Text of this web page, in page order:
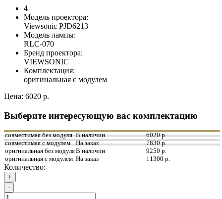
4
Модель проектора:
Viewsonic PJD6213
Модель лампы:
RLC-070
Бренд проектора:
VIEWSONIC
Комплектация:
оригинальная с модулем
Цена: 6020 р.
Выберите интересующую вас комплектацию
совместимая без модуля В наличии
6020 р.
совместимая с модулем
На заказ
7830 р.
оригинальная без модуляВ наличии
9250 р.
оригинальная с модулем На заказ 11300 р.
Количество:
+
-